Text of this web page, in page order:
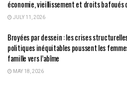
économie, vieillissement et droits bafoués
JULY 11, 2026
Broyées par dessein : les crises
politiques inéquitables poussent les
famille vers l’abîme
MAY 18, 2026